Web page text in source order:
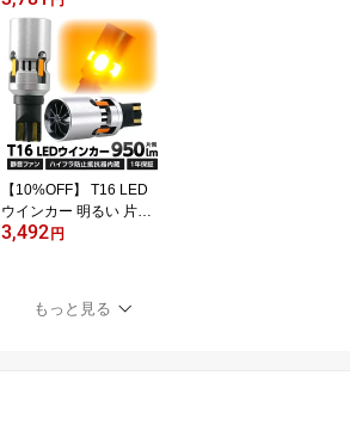
ボックス連続点滅モジュ
ール Led ヘッドライト
フォグランプ用 H1 H3 H
4 H7 H8 H9 H11 H16 HB
3 HB4 対応 汎用タイプあ
り 単色 2色 3色 カラーチ
ェンジバルブ 対応
【10%OFF】 T16 LED
ウインカー 明るい 片側9
50lm アンバー 静音ファ
ブ 日本車専用品
3,492 円
もっと見る